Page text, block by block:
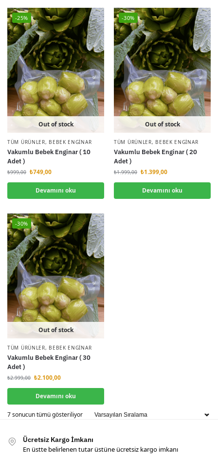
-25%
Out of stock
TÜM ÜRÜNLER, BEBEK ENGINAR
Vakumlu Bebek Enginar ( 10
Adet )
₺999,00 ₺749,00
Devamını oku
-30%
Out of stock
TÜM ÜRÜNLER, BEBEK ENGINAR
Vakumlu Bebek Enginar ( 20
Adet )
₺1.999,00 ₺1.399,00
Devamını oku
-30%
Out of stock
TÜM ÜRÜNLER, BEBEK ENGINAR
Vakumlu Bebek Enginar ( 30
Adet )
₺2.999,00 ₺2.100,00
Devamını oku
7 sonucun tümü gösteriliyor
Ücretsiz Kargo İmkanı
En üstte belirlenen tutar üstüne ücretsiz kargo imkanı